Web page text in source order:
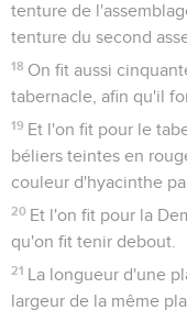
tenture de
tenture du second
18 On fit aussi
tabernacle, afin qu'il
19 Et l'on fit pour le
béliers teintes en
couleur d'hyacinthe
20 Et l'on fit pour la
qu'on fit tenir debout.
21 La longueur d'une
largeur de la même